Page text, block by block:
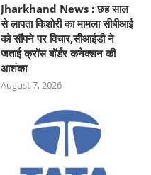
Jharkhand News : छह साल
से लापता किशोरी का मामला सीबीआई
को सौंपने पर विचार,सीआईडी ने
जताई क्रॉस बॉर्डर कनेक्शन की
आशंका
August 7, 2026